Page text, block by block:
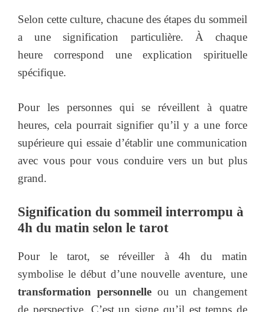
Selon cette culture, chacune des étapes du sommeil
a une signification particulière. À chaque
heure correspond une explication spirituelle
spécifique.
Pour les personnes qui se réveillent à quatre
heures, cela pourrait signifier qu’il y a une force
supérieure qui essaie d’établir une communication
avec vous pour vous conduire vers un but plus
grand.
Signification du sommeil interrompu à
4h du matin selon le tarot
Pour le tarot, se réveiller à 4h du matin
symbolise le début d’une nouvelle aventure, une
transformation personnelle ou un changement
de perspective. C’est un signe qu’il est temps de